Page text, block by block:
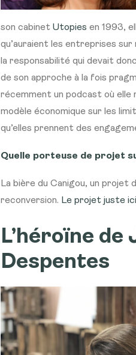
son cabinet Utopies en 1993,
qu’auraient les entreprises
la responsabilité qui devait
de son approche à la fois
récemment un podcast où elle
modèle économique sur les
qu’elles prennent des
Quelle porteuse de projet
La bière du Canigou, un projet
reconversion. Le projet juste
L’héroïne
Despentes